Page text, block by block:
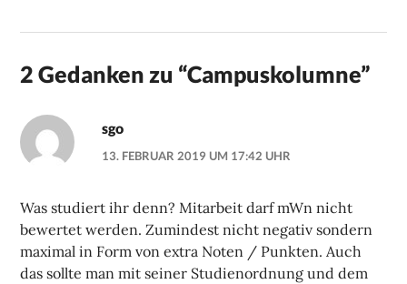
2 Gedanken zu “Campuskolumne”
sgo
13. FEBRUAR 2019 UM 17:42 UHR
Was studiert ihr denn? Mitarbeit darf mWn nicht
bewertet werden. Zumindest nicht negativ sondern
maximal in Form von extra Noten / Punkten. Auch
das sollte man mit seiner Studienordnung und dem